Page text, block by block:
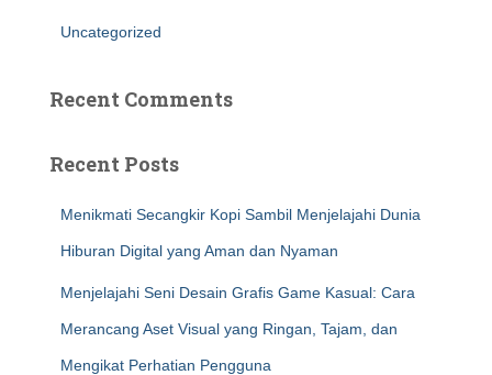
Uncategorized
Recent Comments
Recent Posts
Menikmati Secangkir Kopi Sambil Menjelajahi Dunia
Hiburan Digital yang Aman dan Nyaman
Menjelajahi Seni Desain Grafis Game Kasual: Cara
Merancang Aset Visual yang Ringan, Tajam, dan
Mengikat Perhatian Pengguna